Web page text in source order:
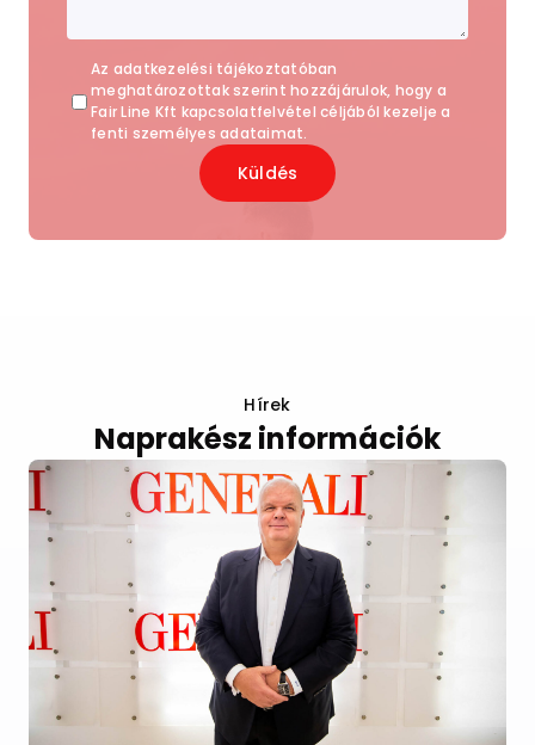
Az adatkezelési tájékoztatóban
meghatározottak szerint hozzájárulok, hogy a
Fair Line Kft kapcsolatfelvétel céljából kezelje a
fenti személyes adataimat.
Küldés
Hírek
Naprakész információk